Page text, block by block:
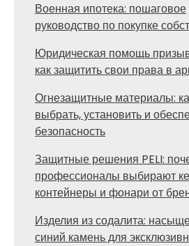
Военная ипотека: пошаговое
руководство по покупке
Юридическая помощь
как защитить свои права в
Огнезащитные материалы:
выбрать, установить и
безопасность
Защитные решения PELI:
профессионалы выбирают
контейнеры и фонари от
Изделия из содалита:
синий камень для